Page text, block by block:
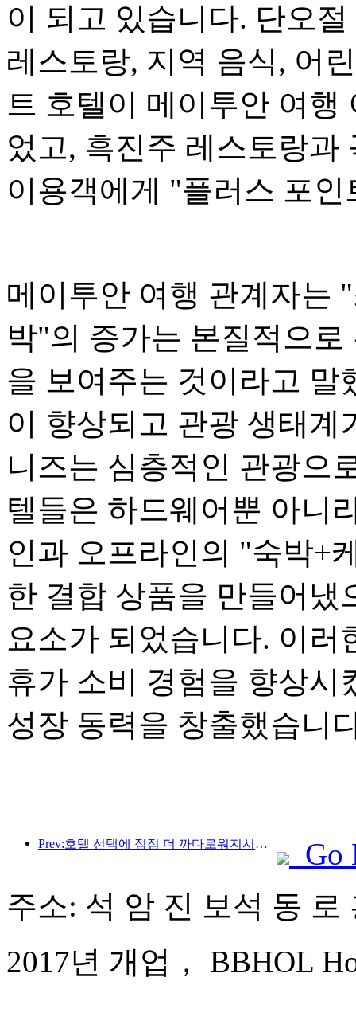
이 되고 있습니다. 단오
레스토랑, 지역 음식, 어
트 호텔이 메이투안 여
었고, 흑진주 레스토랑과
이용객에게 "플러스 포
메이투안 여행 관계자는
박"의 증가는 본질적으
을 보여주는 것이라고 말
이 향상되고 관광 생태계
니즈는 심층적인 관광으
텔들은 하드웨어뿐 아니
인과 오프라인의 "숙박+
한 결합 상품을 만들어냈
요소가 되었습니다. 이
휴가 소비 경험을 향상시
성장 동력을 창출했습니
Prev:호텔 선택에 점점 더 까다로워지시나요? 중급 및 고급 브랜드 모두 세부 사항을 '선택'하고 있습니다.
Go
주소: 석 암 진 보석 동 로
2017년 개업， BBHOL